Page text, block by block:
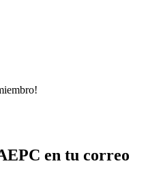
en tu correo